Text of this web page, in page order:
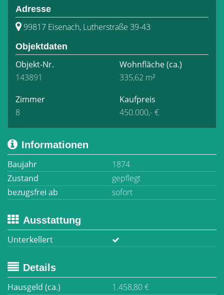
Adresse
99817 Eisenach, Lutherstraße 39-43
Objektdaten
Objekt-Nr.
143891
Wohnfläche(ca.)
335,62 m²
Zimmer
8
Kaufpreis
450.000,- €
Informationen
Baujahr
1874
Zustand
gepflegt
bezugsfrei ab
sofort
Ausstattung
Unterkellert
Details
Hausgeld (ca.)
1.458,80 €